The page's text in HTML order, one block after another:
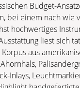
Budget-
bei einem nach wie
hochwertiges
liest sich
aus
Inlays,